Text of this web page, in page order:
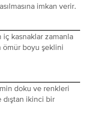
imkan verir.
kasnaklar zamanla
ömür boyu şeklini
doku ve renkleri
dıştan ikinci bir